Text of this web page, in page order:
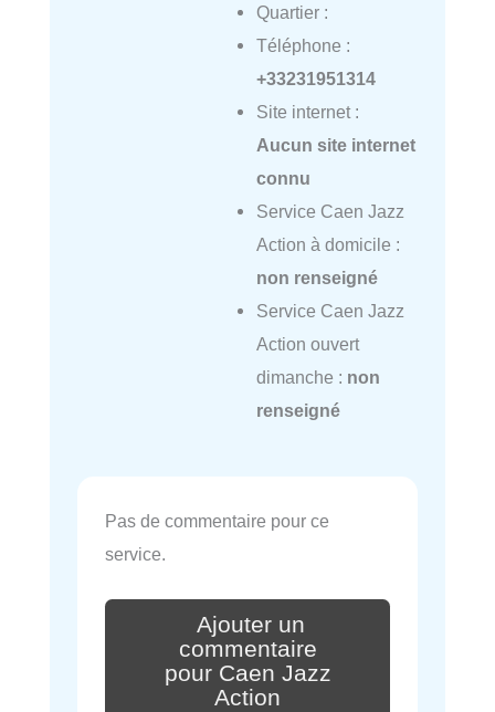
Quartier :
Téléphone :
+33231951314
Site internet :
Aucun site internet
connu
Service Caen Jazz
Action à domicile :
non renseigné
Service Caen Jazz
Action ouvert
dimanche : non
renseigné
Pas de commentaire pour ce
service.
Ajouter un
commentaire
pour Caen Jazz
Action